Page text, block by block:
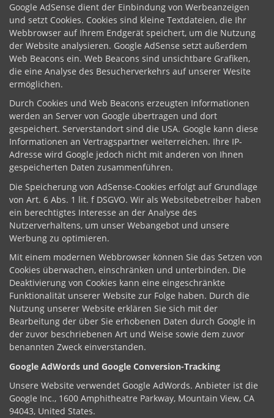
Google AdSense dient der Einbindung von Werbeanzeigen
und setzt Cookies. Cookies sind kleine Textdateien, die Ihr
Webbrowser auf Ihrem Endgerät speichert, um die Nutzung
der Website analysieren. Google AdSense setzt außerdem
Web Beacons ein. Web Beacons sind unsichtbare Grafiken,
die eine Analyse des Besucherverkehrs auf unserer Wesite
ermöglichen.
Durch Cookies und Web Beacons erzeugten Informationen
werden an Server von Google übertragen und dort
gespeichert. Serverstandort sind die USA. Google kann diese
Informationen an Vertragspartner weiterreichen. Ihre IP-
Adresse wird Google jedoch nicht mit anderen von Ihnen
gespeicherten Daten zusammenführen.
Die Speicherung von AdSense-Cookies erfolgt auf Grundlage
von Art. 6 Abs. 1 lit. f DSGVO. Wir als Websitebetreiber haben
ein berechtigtes Interesse an der Analyse des
Nutzerverhaltens, um unser Webangebot und unsere
Werbung zu optimieren.
Mit einem modernen Webbrowser können Sie das Setzen von
Cookies überwachen, einschränken und unterbinden. Die
Deaktivierung von Cookies kann eine eingeschränkte
Funktionalität unserer Website zur Folge haben. Durch die
Nutzung unserer Website erklären Sie sich mit der
Bearbeitung der über Sie erhobenen Daten durch Google in
der zuvor beschriebenen Art und Weise sowie dem zuvor
benannten Zweck einverstanden.
Google AdWords und Google Conversion-Tracking
Unsere Website verwendet Google AdWords. Anbieter ist die
Google Inc., 1600 Amphitheatre Parkway, Mountain View, CA
94043, United States.